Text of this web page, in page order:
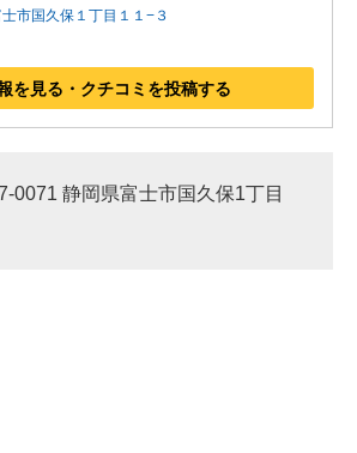
市国久保１丁目１１−３
を見る・クチコミを投稿する
0071 静岡県富士市国久保1丁目